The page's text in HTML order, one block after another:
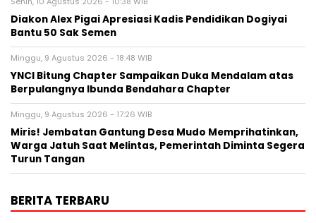
Diakon Alex Pigai Apresiasi Kadis Pendidikan Dogiyai
Bantu 50 Sak Semen
Minggu, 9 Agustus 2026 - 18:48 WIB
YNCI Bitung Chapter Sampaikan Duka Mendalam atas
Berpulangnya Ibunda Bendahara Chapter
Minggu, 9 Agustus 2026 - 17:26 WIB
Miris! Jembatan Gantung Desa Mudo Memprihatinkan,
Warga Jatuh Saat Melintas, Pemerintah Diminta Segera
Turun Tangan
BERITA TERBARU